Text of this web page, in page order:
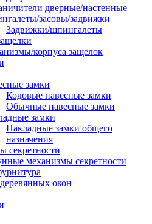
дверные/настенные
засовы/задвижки
Задвижки/шпингалеты
корпуса защелок
замки
Кодовые навесные замки
Обычные навесные замки
замки
Накладные замки общего
назначения
секретности
механизмы секретности
окон